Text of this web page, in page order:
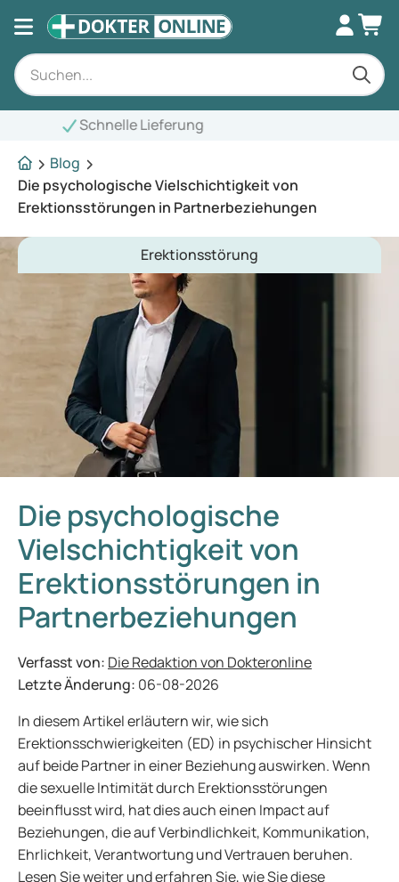
Blog
Die psychologische Vielschichtigkeit von
Erektionsstörungen in Partnerbeziehungen
Erektionsstörung
Die psychologische
Vielschichtigkeit von
Erektionsstörungen in
Partnerbeziehungen
Verfasst von: Die Redaktion von Dokteronline
Letzte Änderung: 06-08-2026
In diesem Artikel erläutern wir, wie sich
Erektionsschwierigkeiten (ED) in psychischer Hinsicht
auf beide Partner in einer Beziehung auswirken. Wenn
die sexuelle Intimität durch Erektionsstörungen
beeinflusst wird, hat dies auch einen Impact auf
Beziehungen, die auf Verbindlichkeit, Kommunikation,
Ehrlichkeit, Verantwortung und Vertrauen beruhen.
Lesen Sie weiter und erfahren Sie, wie Sie diese